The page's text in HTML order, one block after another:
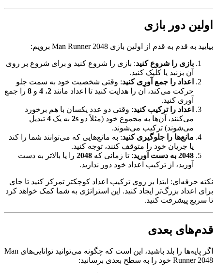
اولین دور بازی
بیایید به قدم به قدم از اولین بازی Man Runner 2048 برویم:
بازی را شروع کنید: بازی را شروع کنید و برای شروع بر روی
آن بزنید یا کلیک کنید.
اعداد را جمع آوری کنید: وقتی شخصیت خود به سمت جلو
حرکت می‌کند، آن را هدایت کنید تا اعداد مانند 2، 4 و 8 را جمع
آوری کنید.
اعداد را ترکیب کنید: وقتی دو عدد یکسان با هم برخورد
می‌کنند، آن‌ها به مجموع خود (مثلاً دو 2s به یک 4 تبدیل
می‌شوند) ترکیب می‌شوند.
مانع‌ها را جلوگیری کنید: به مانع‌هایی که می‌توانند شما را کند
یا جریان خود را متوقف کنند، توجه کنید.
2048 به دست آورید
: تا زمانی که 2048 را یا بالاتر به دست
آورید، از ترکیب اعداد خود دور ندارید.
نکته حرفه‌ای: ابتدا بر روی ترکیب اعداد کوچکتر تمرکز کنید تا جای
برای اعداد بزرگ‌تر ایجاد کنید. این استراتژی به شما کمک خواهد کرد
تا سریع پیشرفت کنید.
قدم‌های بعدی
اگر پایه‌ها را بلد باشید، این است که چگونه می‌توانید توانایی‌های Man
Runner 2048 خود را به سطح بعدی برسانید: